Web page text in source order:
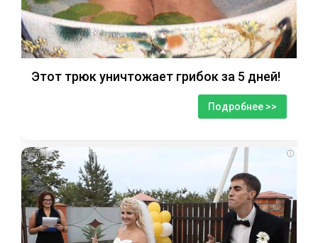
Этот трюк уничтожает грибок за 5 дней!
Подробнее >>
i